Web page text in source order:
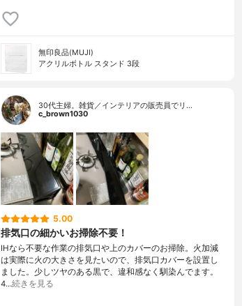
無印良品(MUJI)
アクリルボトル スタンド 3段
30代主婦。雑貨／インテリアの販売員でリ…
c_brown1030
5.00
排気口の細かいお掃除不要！
IHなら不要な作業の排気口や上のカバーのお掃除。火加減
は実際に火の大きさを見たいので、排気口カバーを設置し
ました。少しツヤのある黒で、違和感なく馴染んでます。
4…続きを見る